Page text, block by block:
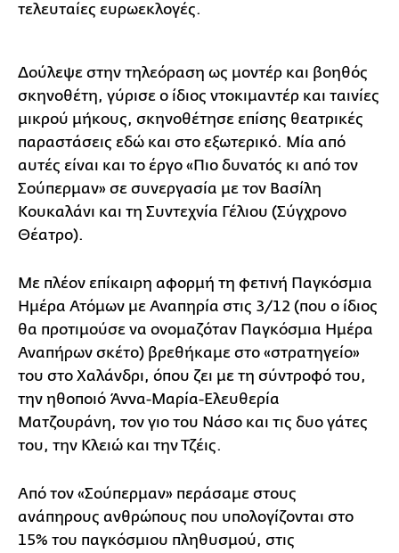
τελευταίες ευρωεκλογές.
Δούλεψε στην τηλεόραση ως μοντέρ και βοηθός
σκηνοθέτη, γύρισε ο ίδιος ντοκιμαντέρ και ταινίες
μικρού μήκους, σκηνοθέτησε επίσης θεατρικές
παραστάσεις εδώ και στο εξωτερικό. Μία από
αυτές είναι και το έργο «Πιο δυνατός κι από τον
Σούπερμαν» σε συνεργασία με τον Βασίλη
Κουκαλάνι και τη Συντεχνία Γέλιου (Σύγχρονο
Θέατρο).
Με πλέον επίκαιρη αφορμή τη φετινή Παγκόσμια
Ημέρα Ατόμων με Αναπηρία στις 3/12 (που ο ίδιος
θα προτιμούσε να ονομαζόταν Παγκόσμια Ημέρα
Αναπήρων σκέτο) βρεθήκαμε στο «στρατηγείο»
του στο Χαλάνδρι, όπου ζει με τη σύντροφό του,
την ηθοποιό Άννα-Μαρία-Ελευθερία
Ματζουράνη, τον γιο του Νάσο και τις δυο γάτες
του, την Κλειώ και την Τζέις.
Από τον «Σούπερμαν» περάσαμε στους
ανάπηρους ανθρώπους που υπολογίζονται στο
15% του παγκόσμιου πληθυσμού, στις